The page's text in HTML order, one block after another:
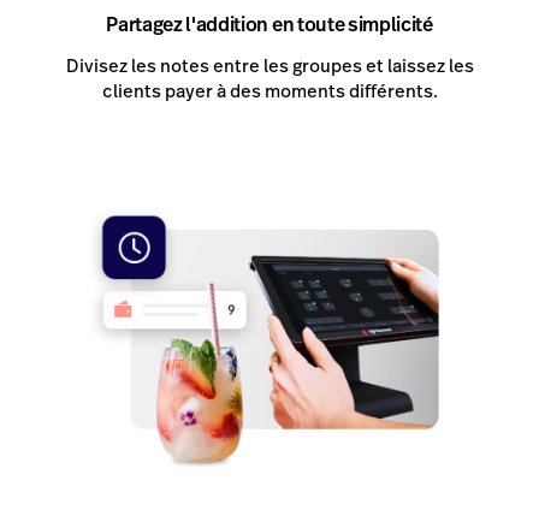
Partagez l'addition en toute simplicité
Divisez les notes entre les groupes et laissez les
clients payer à des moments différents.